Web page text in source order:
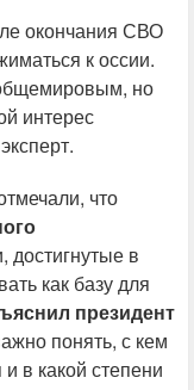
окончания СВО
к оссии.
но
интерес
что
достигнутые в
как базу для
президент
понять, с кем
в какой степени